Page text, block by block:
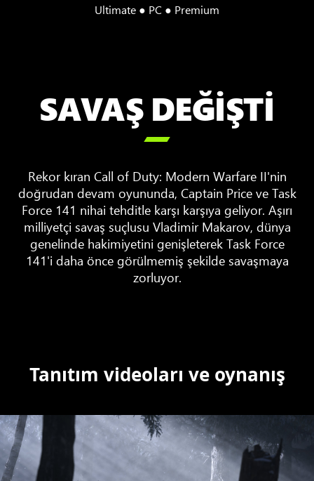
Ultimate ● PC ● Premium
SAVAŞ DEĞİŞTİ

Rekor kıran Call of Duty: Modern Warfare II'nin
doğrudan devam oyununda, Captain Price ve Task
Force 141 nihai tehditle karşı karşıya geliyor. Aşırı
milliyetçi savaş suçlusu Vladimir Makarov, dünya
genelinde hakimiyetini genişleterek Task Force
141'i daha önce görülmemiş şekilde savaşmaya
zorluyor.
Tanıtım videoları ve oynanış